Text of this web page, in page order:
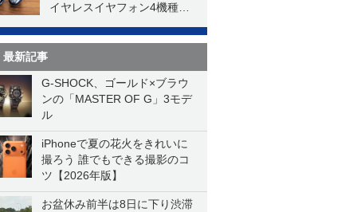
イヤレスイヤフォン4機種を
最新記事
G-SHOCK、ゴールド×ブラウ
ンの「MASTER OF G」3モデ
ル
iPhoneで夏の花火をきれいに
撮ろう 誰でもできる撮影のコ
ツ【2026年版】
お盆休み前半は8日に下り渋滞